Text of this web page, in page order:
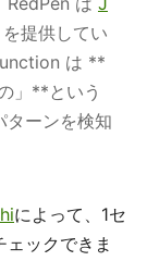
を提供してい
は **
」**という
ターンを検知
によって、1セ
ックできま